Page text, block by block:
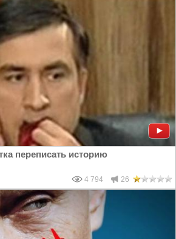
переписать историю
4 794 26